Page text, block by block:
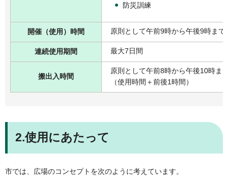
防災訓練
開催（使用）時間 原則として午前9時から午後9時まで
連続使用期間 最大7日間
搬出入時間
原則として午前8時から午後10時ま
（使用時間＋前後1時間）
2.使用にあたって
市では、広場のコンセプトを次のように考えています。